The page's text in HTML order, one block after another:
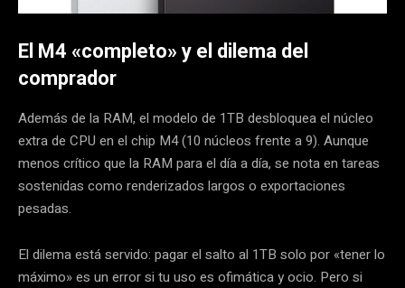
El M4 «completo» y el dilema del
comprador
Además de la RAM, el modelo de 1TB desbloquea el núcleo
extra de CPU en el chip M4 (10 núcleos frente a 9). Aunque
menos crítico que la RAM para el día a día, se nota en tareas
sostenidas como renderizados largos o exportaciones
pesadas.
El dilema está servido: pagar el salto al 1TB solo por «tener lo
máximo» es un error si tu uso es ofimática y ocio. Pero si